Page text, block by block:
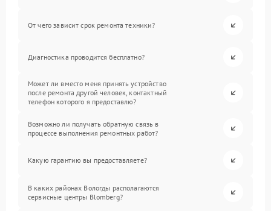
От чего зависит срок ремонта техники?
Диагностика проводится бесплатно?
Может ли вместо меня принять устройство
после ремонта другой человек, контактный
телефон которого я предоставлю?
Возможно ли получать обратную связь в
процессе выполнения ремонтных работ?
Какую гарантию вы предоставляете?
В каких районах Вологды располагаются
сервисные центры Blomberg?